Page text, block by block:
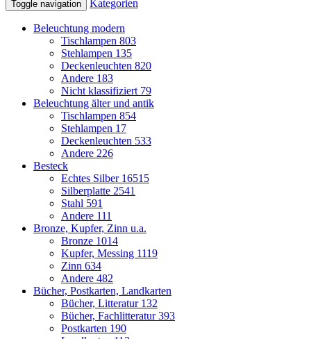
Toggle navigation Kategorien
Beleuchtung modern
Tischlampen 803
Stehlampen 135
Deckenleuchten 820
Andere 183
Nicht klassifiziert 79
Beleuchtung älter und antik
Tischlampen 854
Stehlampen 17
Deckenleuchten 533
Andere 226
Besteck
Echtes Silber 16515
Silberplatte 2541
Stahl 591
Andere 111
Bronze, Kupfer, Zinn u.a.
Bronze 1014
Kupfer, Messing 1119
Zinn 634
Andere 482
Bücher, Postkarten, Landkarten
Bücher, Litteratur 132
Bücher, Fachlitteratur393
Postkarten 190